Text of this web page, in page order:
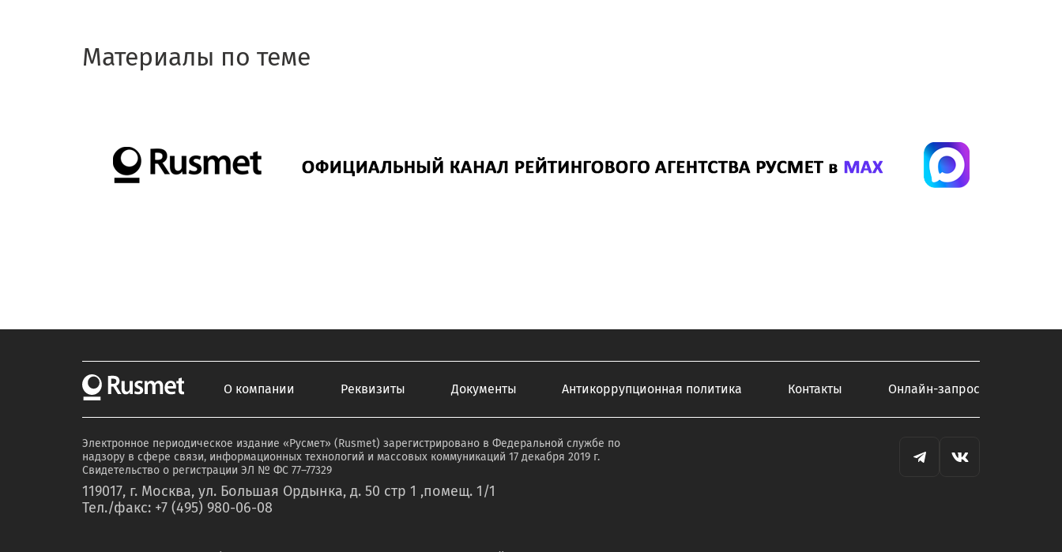
Материалы по теме
О компании Реквизиты Документы Антикоррупционная политика Контакты Онлайн-запрос
Электронное периодическое издание «Русмет» (Rusmet) зарегистрировано в Федеральной службе по
надзору в сфере связи, информационных технологий и массовых коммуникаций 17 декабря 2019 г.
Свидетельство о регистрации ЭЛ № ФС 77–77329
119017, г. Москва, ул. Большая Ордынка, д. 50 стр 1 ,помещ. 1/1
Тел./факс: +7 (495) 980-06-08